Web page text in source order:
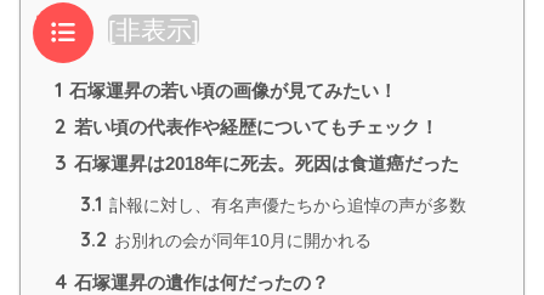
目次 [非表示]
1 石塚運昇の若い頃の画像が見てみたい！
2 若い頃の代表作や経歴についてもチェック！
3 石塚運昇は2018年に死去。死因は食道癌だった
3.1 訃報に対し、有名声優たちから追悼の声が多数
3.2 お別れの会が同年10月に開かれる
4 石塚運昇の遺作は何だったの？